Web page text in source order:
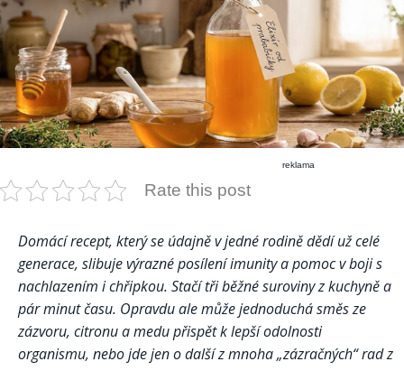
reklama
Rate this post
Domácí recept, který se údajně v jedné rodině dědí už celé
generace, slibuje výrazné posílení imunity a pomoc v boji s
nachlazením i chřipkou. Stačí tři běžné suroviny z kuchyně a
pár minut času. Opravdu ale může jednoduchá směs ze
zázvoru, citronu a medu přispět k lepší odolnosti
organismu, nebo jde jen o další z mnoha „zázračných“ rad z